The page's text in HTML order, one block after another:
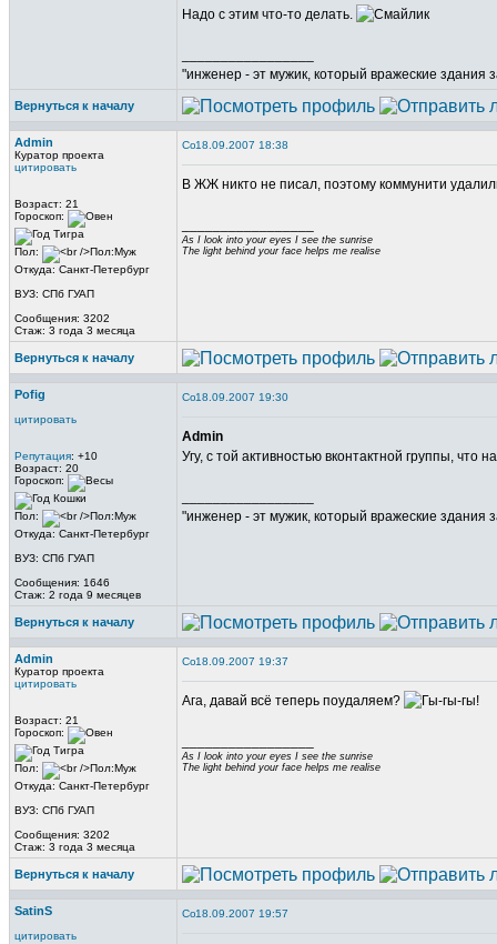
Надо с этим что-то делать.
"инженер - эт мужик, который вражеские здания
Вернуться к началу
Admin
Куратор проекта
цитировать
Возраст: 21
Гороскоп:
Пол:
Откуда: Санкт-Петербург
ВУЗ: СПб ГУАП
Сообщения: 3202
Стаж: 3 года 3 месяца
18.09.2007 18:38
В ЖЖ никто не писал, поэтому коммунити
As I look into your eyes I see the sunrise
The light behind your face helps me realise
Вернуться к началу
Pofig
цитировать
Репутация: +10
Возраст: 20
Гороскоп:
Пол:
Откуда: Санкт-Петербург
ВУЗ: СПб ГУАП
Сообщения: 1646
Стаж: 2 года 9 месяцев
18.09.2007 19:30
Admin
Угу, с той активностью вконтактной группы, что
"инженер - эт мужик, который вражеские здания
Вернуться к началу
Admin
Куратор проекта
цитировать
Возраст: 21
Гороскоп:
Пол:
Откуда: Санкт-Петербург
ВУЗ: СПб ГУАП
Сообщения: 3202
Стаж: 3 года 3 месяца
18.09.2007 19:37
Ага, давай всё теперь поудаляем?
As I look into your eyes I see the sunrise
The light behind your face helps me realise
Вернуться к началу
SatinS
цитировать
18.09.2007 19:57